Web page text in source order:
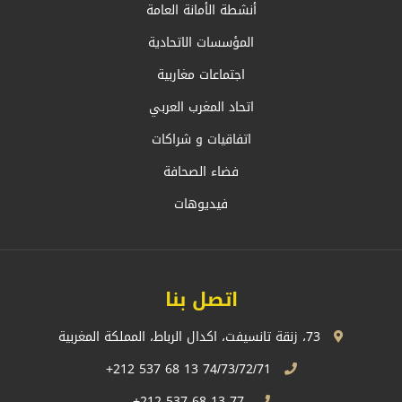
أنشطة الأمانة العامة
المؤسسات الاتحادية
اجتماعات مغاربية
اتحاد المغرب العربي
اتفاقيات و شراكات
فضاء الصحافة
فيديوهات
اتصل بنا